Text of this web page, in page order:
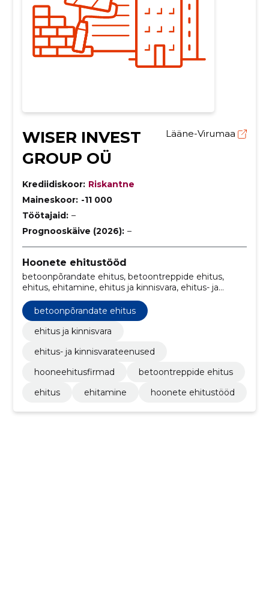
WISER INVEST
GROUP OÜ
Lääne-Virumaa
Krediidiskoor: Riskantne
Maineskoor: -11 000
Töötajaid: –
Prognooskäive (2026): –
Hoonete ehitustööd
betoonpõrandate ehitus, betoontreppide ehitus,
ehitus, ehitamine, ehitus ja kinnisvara, ehitus- ja
kinnisvarateenused, hooneehitusfirmad
betoonpõrandate ehitus
ehitus ja kinnisvara
ehitus- ja kinnisvarateenused
hooneehitusfirmad
betoontreppide ehitus
ehitus
ehitamine hoonete ehitustööd